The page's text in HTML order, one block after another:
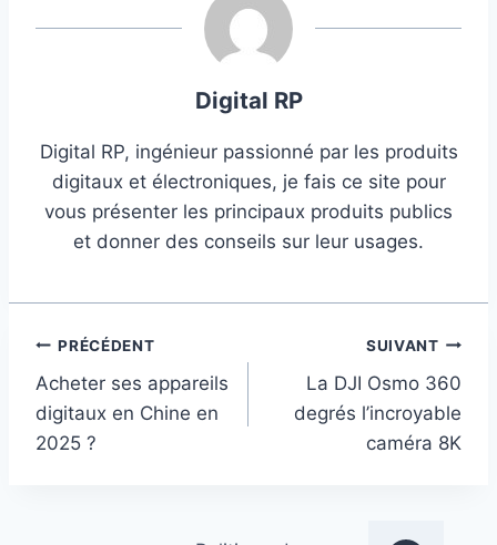
Digital RP
Digital RP, ingénieur passionné par les produits
digitaux et électroniques, je fais ce site pour
vous présenter les principaux produits publics
et donner des conseils sur leur usages.
Navigation
de
l’article
PRÉCÉDENT
Acheter ses appareils
digitaux en Chine en
2025 ?
SUIVANT
La DJI Osmo 360
degrés l’incroyable
caméra 8K